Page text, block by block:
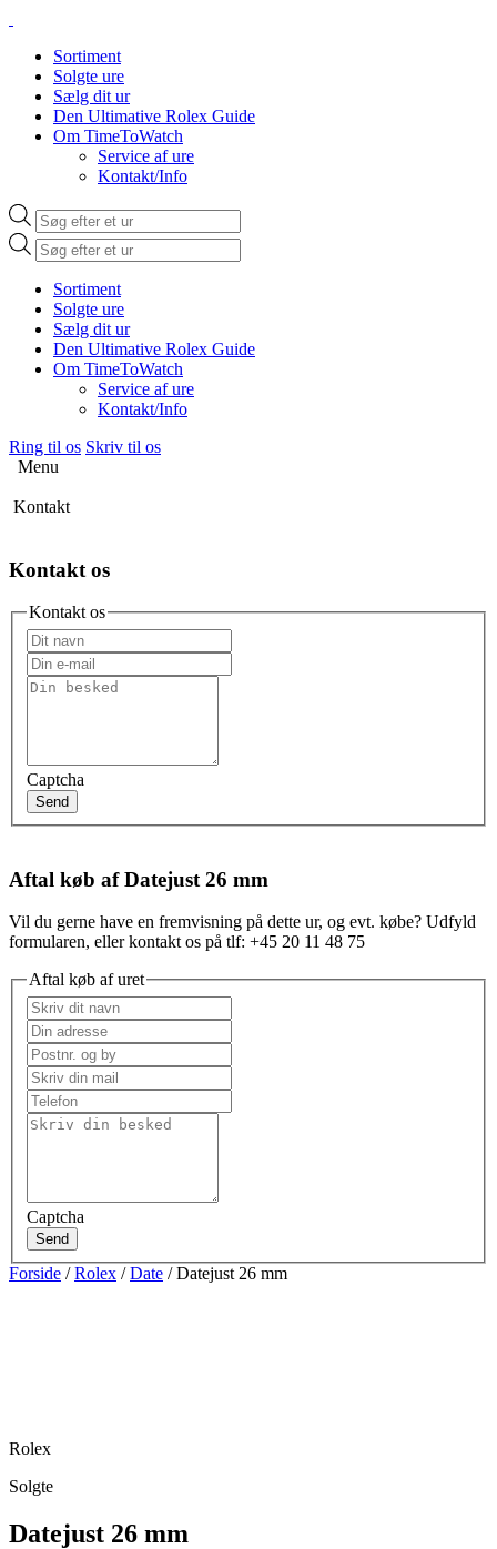
Sortiment
Solgte ure
Sælg dit ur
Den Ultimative Rolex Guide
Om TimeToWatch
Service af ure
Kontakt/Info
Products
search
Products
search
Sortiment
Solgte ure
Sælg dit ur
Den Ultimative Rolex Guide
Om TimeToWatch
Service af ure
Kontakt/Info
Ring til os Skriv til os
Menu
Kontakt
Kontakt os
Kontakt os
Captcha
Send
Aftal køb af Datejust 26 mm
Vil du gerne have en fremvisning på dette ur, og evt. købe? Udfyld
formularen, eller kontakt os på tlf: +45 20 11 48 75
Aftal køb af uret
Captcha
Send
Forside /Rolex /Date / Datejust 26 mm
Rolex
Solgte
Datejust 26 mm